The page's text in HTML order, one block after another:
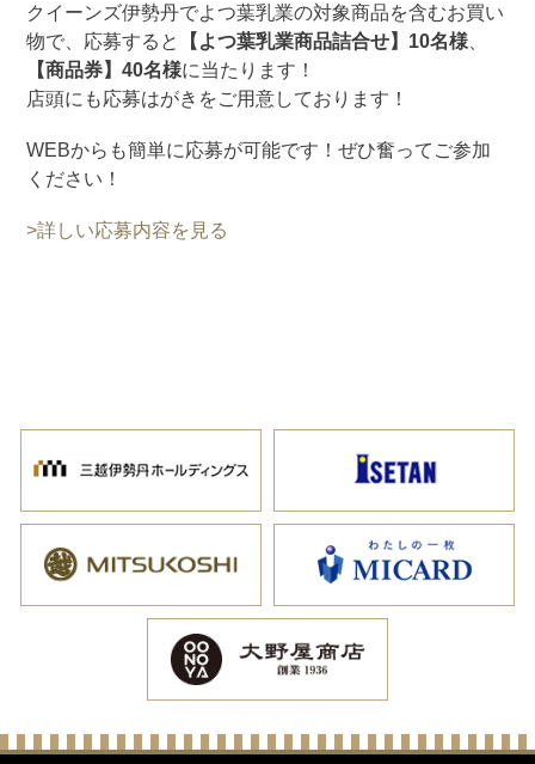
クイーンズ伊勢丹でよつ葉乳業の対象商品を含むお買い
物で、応募すると
【よつ葉乳業商品詰合せ】10名様
【商品券】40名様に当たります！
店頭にも応募はがきをご用意しております！
WEBからも簡単に応募が可能です！ぜひ奮ってご参加
ください！
>詳しい応募内容を見る